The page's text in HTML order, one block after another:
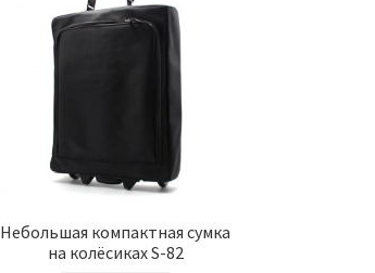
Небольшая компактная сумка
на колёсиках S-82